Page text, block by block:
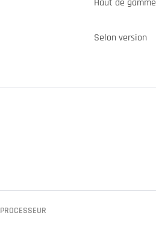
Haut de gamme
Selon version
PROCESSEUR